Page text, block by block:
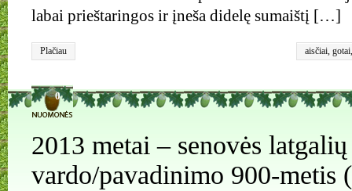
labai prieštaringos ir įneša didelę sumaištį […]
Plačiau aisčiai, gotai
0
2013 metai – senovės latgalių
vardo/pavadinimo 900-metis